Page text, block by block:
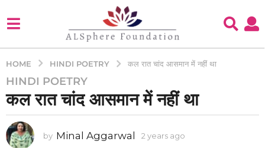
HOME HINDI POETRY कल रात चांद आसमान में नहीं था
2
y
a
r
HINDI POETRY
कल रात चांद आसमान में नहीं था
by Minal Aggarwal 2 years ago